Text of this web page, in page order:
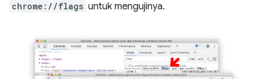
chrome://flags untuk mengujinya.